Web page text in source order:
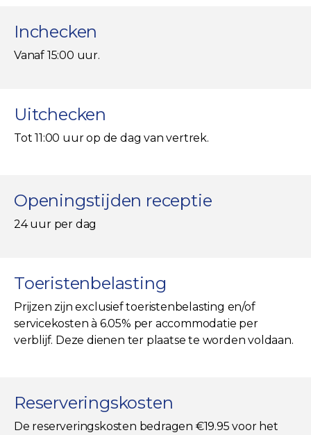
Inchecken
Vanaf 15:00 uur.
Uitchecken
Tot 11:00 uur op de dag van vertrek.
Openingstijden receptie
24 uur per dag
Toeristenbelasting
Prijzen zijn exclusief toeristenbelasting en/of
servicekosten à 6.05% per accommodatie per
verblijf. Deze dienen ter plaatse te worden voldaan.
Reserveringskosten
De reserveringskosten bedragen €19.95 voor het